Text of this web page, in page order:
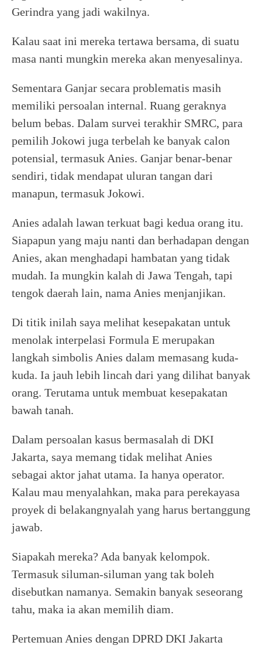
Gerindra yang jadi wakilnya.
Kalau saat ini mereka tertawa bersama, di suatu
masa nanti mungkin mereka akan menyesalinya.
Sementara Ganjar secara problematis masih
memiliki persoalan internal. Ruang geraknya
belum bebas. Dalam survei terakhir SMRC, para
pemilih Jokowi juga terbelah ke banyak calon
potensial, termasuk Anies. Ganjar benar-benar
sendiri, tidak mendapat uluran tangan dari
manapun, termasuk Jokowi.
Anies adalah lawan terkuat bagi kedua orang itu.
Siapapun yang maju nanti dan berhadapan dengan
Anies, akan menghadapi hambatan yang tidak
mudah. Ia mungkin kalah di Jawa Tengah, tapi
tengok daerah lain, nama Anies menjanjikan.
Di titik inilah saya melihat kesepakatan untuk
menolak interpelasi Formula E merupakan
langkah simbolis Anies dalam memasang kuda-
kuda. Ia jauh lebih lincah dari yang dilihat banyak
orang. Terutama untuk membuat kesepakatan
bawah tanah.
Dalam persoalan kasus bermasalah di DKI
Jakarta, saya memang tidak melihat Anies
sebagai aktor jahat utama. Ia hanya operator.
Kalau mau menyalahkan, maka para perekayasa
proyek di belakangnyalah yang harus bertanggung
jawab.
Siapakah mereka? Ada banyak kelompok.
Termasuk siluman-siluman yang tak boleh
disebutkan namanya. Semakin banyak seseorang
tahu, maka ia akan memilih diam.
Pertemuan Anies dengan DPRD DKI Jakarta